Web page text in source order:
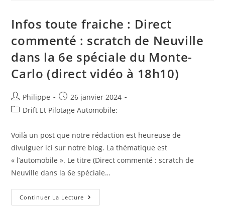
Kantari
Répond
Albert
Riera
Et
Demande
Du
Respect
–
France
–
Infos toute fraiche : Direct
commenté : scratch de Neuville
dans la 6e spéciale du Monte-
Carlo (direct vidéo à 18h10)
Auteur/autrice
de
Philippe
Post
published:
26 janvier 2024
PostDrift Et Pilotage Automobile:
Voilà un post que notre rédaction est heureuse de
divulguer ici sur notre blog. La thématique est
« l’automobile ». Le titre (Direct commenté : scratch de
Neuville dans la 6e spéciale…
Continuer La Lecture Infos
Toute